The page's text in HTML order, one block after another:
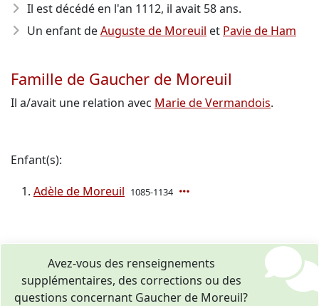
Il est décédé en l'an 1112, il avait 58 ans.
Un enfant deAuguste de Moreuil et Pavie de Ham
Famille de Gaucher de Moreuil
Il a/avait une relation avec Marie de Vermandois.
Enfant(s):
Adèle de Moreuil 1085-1134
Avez-vous des renseignements
supplémentaires, des corrections ou des
questions concernant Gaucher de Moreuil?